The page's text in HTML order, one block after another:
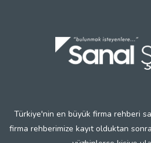
Türkiye'nin en büyük firma rehberi
firma rehberimize kayıt olduktan sonra